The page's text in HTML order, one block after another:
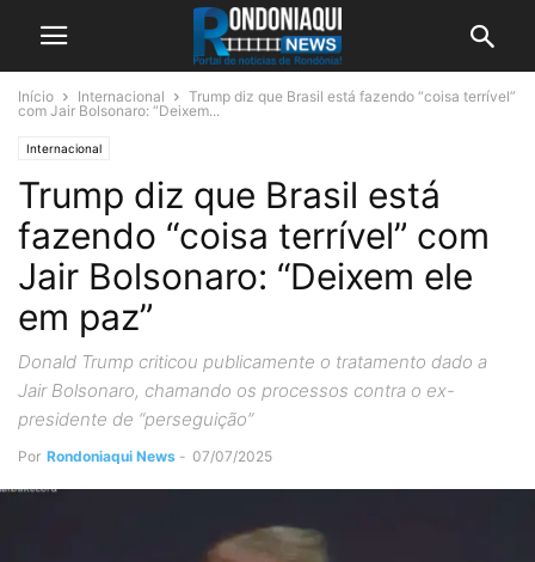
Início Internacional
Trump diz que Brasil está fazendo “coisa terrível”
com Jair Bolsonaro: “Deixem...
Internacional
Trump diz que Brasil está
fazendo “coisa terrível” com
Jair Bolsonaro: “Deixem ele
em paz”
Donald Trump criticou publicamente o tratamento dado a
Jair Bolsonaro, chamando os processos contra o ex-
presidente de “perseguição”
Por Rondoniaqui News - 07/07/2025